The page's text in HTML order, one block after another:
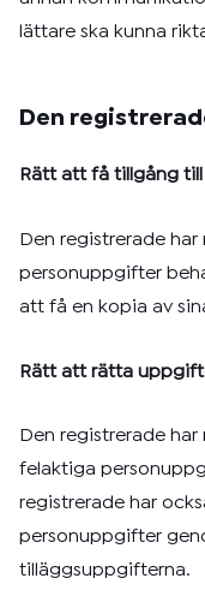
lättare ska kunna
Den
Rätt att få tillgång
Den registrerade
personuppgifter
att få en kopia av
Rätt att rätta
Den registrerade
felaktiga
registrerade har
personuppgifter
tilläggsuppgifterna.